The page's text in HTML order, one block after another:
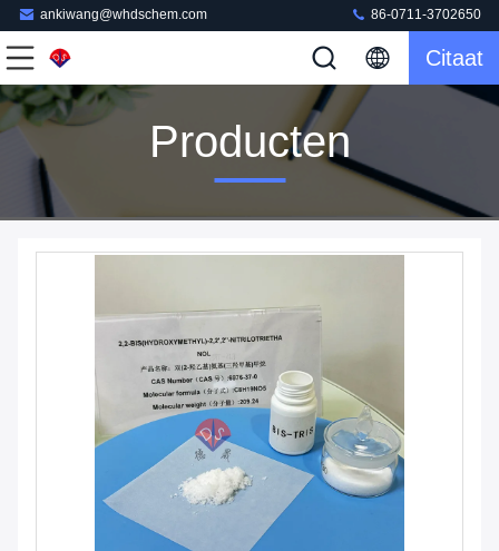
ankiwang@whdschem.com 86-0711-3702650
Citaat
Producten